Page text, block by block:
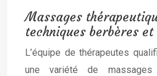
Massages
techniques berbères
L’équipe de thérapeutes
une variété de massages